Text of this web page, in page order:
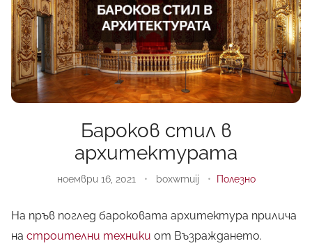
Бароков стил в
архитектурата
ноември 16, 2021 • boxwmuij • Полезно
На пръв поглед бароковата архитектура прилича
на строителни техники от Възраждането.